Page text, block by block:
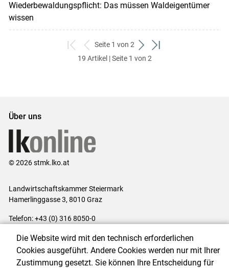
Wiederbewaldungspflicht: Das müssen Waldeigentümer
wissen
zum
ersten
zurück
zum
Seite 1 von 2
weiter
zum
zum
19 Artikel | Seite 1 von 2
Über uns
© 2026 stmk.lko.at
Landwirtschaftskammer Steiermark
Hamerlinggasse 3, 8010 Graz
Telefon: +43 (0) 316 8050-0
Impressum|Kontakt|Datenschutzerklärung|Barrierefreiheit|
Cookie-Einstellungen
Die Website wird mit den technisch erforderlichen
Cookies ausgeführt. Andere Cookies werden nur mit Ihrer
Zustimmung gesetzt. Sie können Ihre Entscheidung für